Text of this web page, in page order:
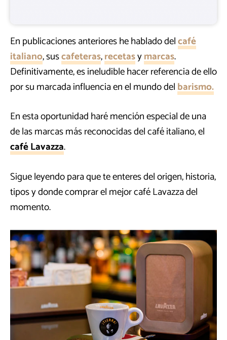
En publicaciones anteriores he hablado delcafé
italiano, suscafeteras,recetasymarcas.
Definitivamente, es ineludible hacer referencia de ello
por su marcada influencia en el mundo delbarismo.
En esta oportunidad haré mención especial de una
de las marcas más reconocidas del café italiano, el
café Lavazza.
Sigue leyendo para que te enteres del origen, historia,
tipos y donde comprar el mejor café Lavazza del
momento.